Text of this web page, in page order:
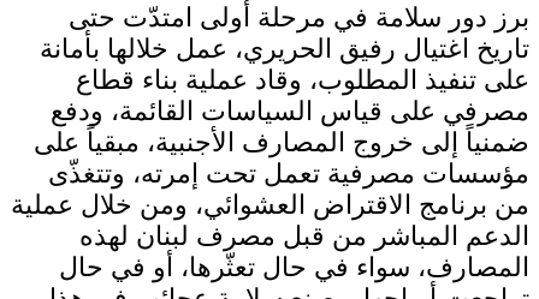
برز دور سلامة في مرحلة أولى امتدّت حتى
تاريخ اغتيال رفيق الحريري، عمل خلالها بأمانة
على تنفيذ المطلوب، وقاد عملية بناء قطاع
مصرفي على قياس السياسات القائمة، ودفع
ضمنياً إلى خروج المصارف الأجنبية، مبقياً على
مؤسسات مصرفية تعمل تحت إمرته، وتتغذّى
من برنامج الاقتراض العشوائي، ومن خلال عملية
الدعم المباشر من قبل مصرف لبنان لهذه
المصارف، سواء في حال تعثّرها، أو في حال